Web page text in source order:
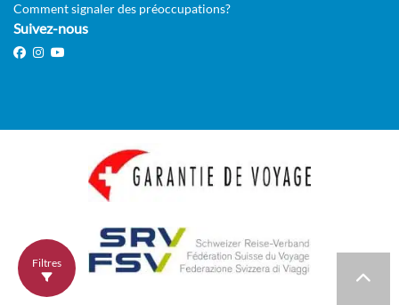
Filtres
Comment signaler des préoccupations?
Suivez-nous